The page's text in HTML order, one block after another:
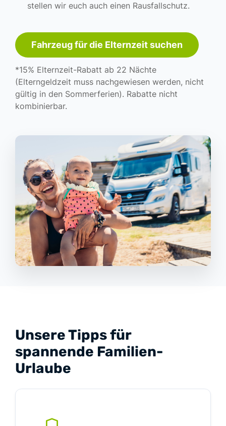
stellen wir euch auch einen Rausfallschutz.
Fahrzeug für die Elternzeit suchen
*15% Elternzeit-Rabatt ab 22 Nächte
(Elterngeldzeit muss nachgewiesen werden, nicht
gültig in den Sommerferien). Rabatte nicht
kombinierbar.
Unsere Tipps für
spannende Familien-
Urlaube